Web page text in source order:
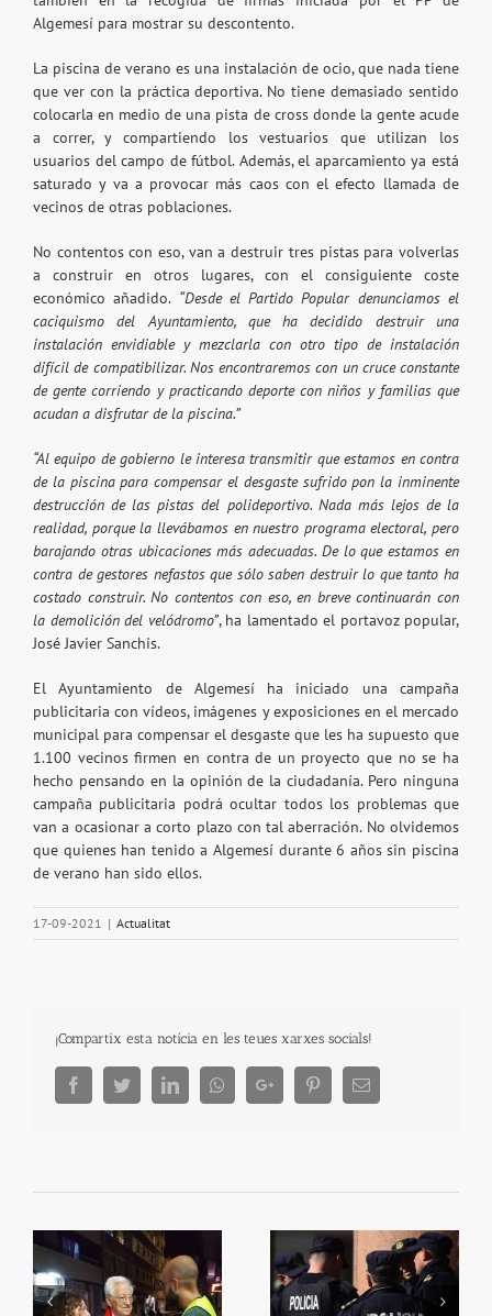
Algemesí para mostrar su descontento.
La piscina de verano es una instalación de ocio, que nada tiene
que ver con la práctica deportiva. No tiene demasiado sentido
colocarla en medio de una pista de cross donde la gente acude
a correr, y compartiendo los vestuarios que utilizan los
usuarios del campo de fútbol. Además, el aparcamiento ya está
saturado y va a provocar más caos con el efecto llamada de
vecinos de otras poblaciones.
No contentos con eso, van a destruir tres pistas para volverlas
a construir en otros lugares, con el consiguiente coste
económico añadido. “Desde el Partido Popular denunciamos el
caciquismo del Ayuntamiento, que ha decidido destruir una
instalación envidiable y mezclarla con otro tipo de instalación
difícil de compatibilizar. Nos encontraremos con un cruce constante
de gente corriendo y practicando deporte con niños y familias que
acudan a disfrutar de la piscina.”
“Al equipo de gobierno le interesa transmitir que estamos en contra
de la piscina para compensar el desgaste sufrido pon la inminente
destrucción de las pistas del polideportivo. Nada más lejos de la
realidad, porque la llevábamos en nuestro programa electoral, pero
barajando otras ubicaciones más adecuadas. De lo que estamos en
contra de gestores nefastos que sólo saben destruir lo que tanto ha
costado construir. No contentos con eso, en breve continuarán con
la demolición del velódromo”, ha lamentado el portavoz popular,
José Javier Sanchis.
El Ayuntamiento de Algemesí ha iniciado una campaña
publicitaria con vídeos, imágenes y exposiciones en el mercado
municipal para compensar el desgaste que les ha supuesto que
1.100 vecinos firmen en contra de un proyecto que no se ha
hecho pensando en la opinión de la ciudadanía. Pero ninguna
campaña publicitaria podrá ocultar todos los problemas que
van a ocasionar a corto plazo con tal aberración. No olvidemos
que quienes han tenido a Algemesí durante 6 años sin piscina
de verano han sido ellos.
17-09-2021 | Actualitat
¡Compartix esta notícia en les teues xarxes socials!
FacebookTwitterLinkedInWhatsappGoogle+ PinterestEmail
Dos policies eviten la